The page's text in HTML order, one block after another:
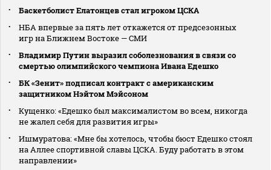
Баскетболист Елатонцев стал игроком ЦСКА
НБА впервые за пять лет откажется от предсезонных
игр на Ближнем Востоке — СМИ
Владимир Путин выразил соболезнования в связи со
смертью олимпийского чемпиона Ивана Едешко
БК «Зенит» подписал контракт с американским
защитником Нэйтом Мэйсоном
Кущенко: «Едешко был максималистом во всем, никогда
не жалел себя для развития игры»
Ишмуратова: «Мне бы хотелось, чтобы бюст Едешко стоял
на Аллее спортивной славы ЦСКА. Буду работать в этом
направлении»